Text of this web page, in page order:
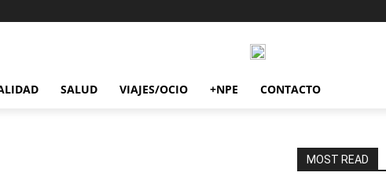
SALUD VIAJES/OCIO +NPE CONTACTO
MOST READ